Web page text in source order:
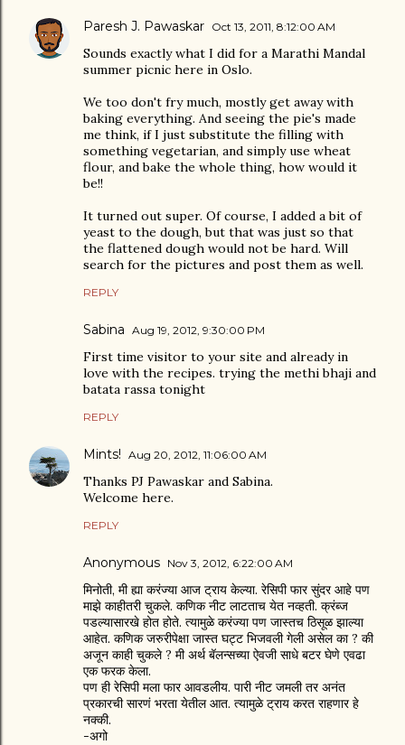
Paresh J. Pawaskar Oct 13, 2011, 8:12:00 AM
Sounds exactly what I did for a Marathi Mandal
summer picnic here in Oslo.
We too don't fry much, mostly get away with
baking everything. And seeing the pie's made
me think, if I just substitute the filling with
something vegetarian, and simply use wheat
flour, and bake the whole thing, how would it
be!!
It turned out super. Of course, I added a bit of
yeast to the dough, but that was just so that
the flattened dough would not be hard. Will
search for the pictures and post them as well.
REPLY
Sabina Aug 19, 2012, 9:30:00 PM
First time visitor to your site and already in
love with the recipes. trying the methi bhaji and
batata rassa tonight
REPLY
Mints! Aug 20, 2012, 11:06:00 AM
Thanks PJ Pawaskar and Sabina.
Welcome here.
REPLY
Anonymous Nov 3, 2012, 6:22:00 AM
मिनोती, मी ह्या करंज्या आज ट्राय केल्या. रेसिपी फार सुंदर आहे पण
माझे काहीतरी चुकले. कणिक नीट लाटताच येत नव्हती. क्रंब्ज
पडल्यासारखे होत होते. त्यामुळे करंज्या पण जास्तच ठिसूळ झाल्या
आहेत. कणिक जरुरीपेक्षा जास्त घट्ट भिजवली गेली असेल का ? की
अजून काही चुकले ? मी अर्थ बॅलन्सच्या ऐवजी साधे बटर घेणे एवढा
एक फरक केला.
पण ही रेसिपी मला फार आवडलीय. पारी नीट जमली तर अनंत
प्रकारची सारणं भरता येतील आत. त्यामुळे ट्राय करत राहणार हे
नक्की.
-अगो